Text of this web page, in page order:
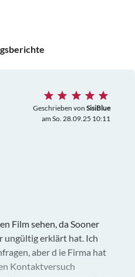
Geschrieben von SisiBlue
am So. 28.09.25 10:11
Film sehen, da Sooner
ungültig erklärt hat. Ich
aber d ie Firma hat
Kontaktversuch